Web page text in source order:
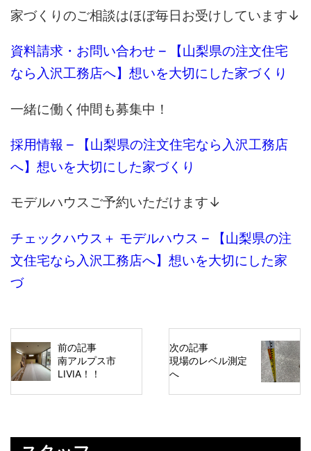
家づくりのご相談はほぼ毎日お受けしています↓
資料請求・お問い合わせ – 【山梨県の注文住宅
なら入沢工務店へ】想いを大切にした家づくり
一緒に働く仲間も募集中！
採用情報 – 【山梨県の注文住宅なら入沢工務店
へ】想いを大切にした家づくり
モデルハウスご予約いただけます↓
チェックハウス＋ モデルハウス – 【山梨県の注
文住宅なら入沢工務店へ】想いを大切にした家
づ
前の記事
南アルプス市
LIVIA！！
次の記事
現場のレベル測定
へ